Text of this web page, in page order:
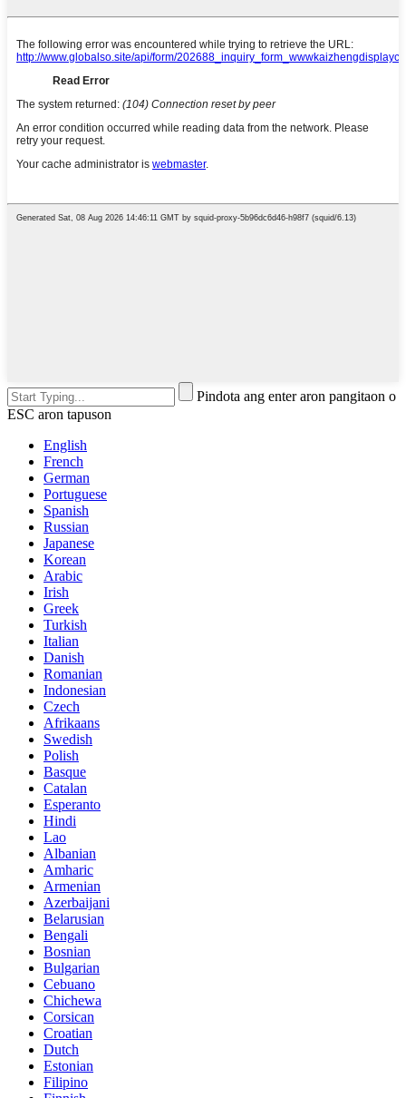
Pindota ang enter aron pangitaon o
ESC aron tapuson
English
French
German
Portuguese
Spanish
Russian
Japanese
Korean
Arabic
Irish
Greek
Turkish
Italian
Danish
Romanian
Indonesian
Czech
Afrikaans
Swedish
Polish
Basque
Catalan
Esperanto
Hindi
Lao
Albanian
Amharic
Armenian
Azerbaijani
Belarusian
Bengali
Bosnian
Bulgarian
Cebuano
Chichewa
Corsican
Croatian
Dutch
Estonian
Filipino